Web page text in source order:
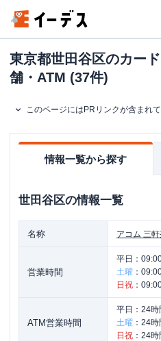
東京都世田谷区のカー
舗・ATM (37件)
このページにはPRリンクが含まれ
情報一覧から探す
世田谷区の情報一覧
名称 アコム 三
営業時間
平日：
土曜 ：
日祝 ：
ATM営業時間
平日： 24時
土曜 ： 24時
日祝 ： 24時